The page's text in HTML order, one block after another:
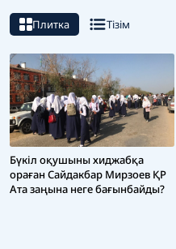
Плитка Тізім
Бүкіл оқушыны хиджабқа
ораған Сайдакбар Мирзоев ҚР
Ата заңына неге бағынбайды?